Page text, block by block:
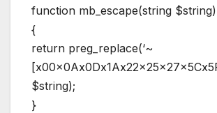
function mb_escape(string $string)
{
return preg_replace(‘~
$string);
}